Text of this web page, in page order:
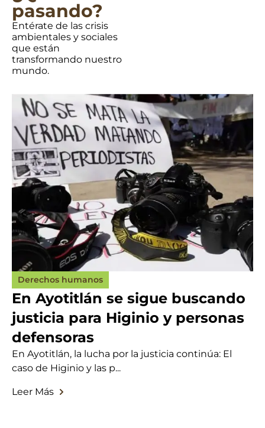
pasando?
Entérate de las crisis
ambientales y sociales
que están
transformando nuestro
mundo.
Derechos humanos
En Ayotitlán se sigue buscando
justicia para Higinio y personas
defensoras
En Ayotitlán, la lucha por la justicia continúa: El
caso de Higinio y las p...
Leer Más